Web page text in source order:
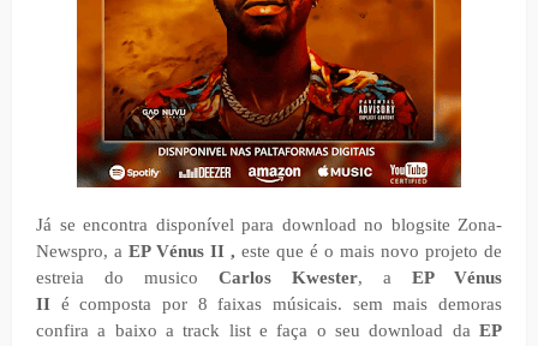
Já se encontra disponível para download no blogsite Zona-
Newspro, a EP Vénus II , este que é o mais novo projeto de
estreia do musico Carlos Kwester, a EP Vénus
II écomposta por 8 faixas músicais. sem mais demoras
confira a baixo a track list e faça o seu download da EP